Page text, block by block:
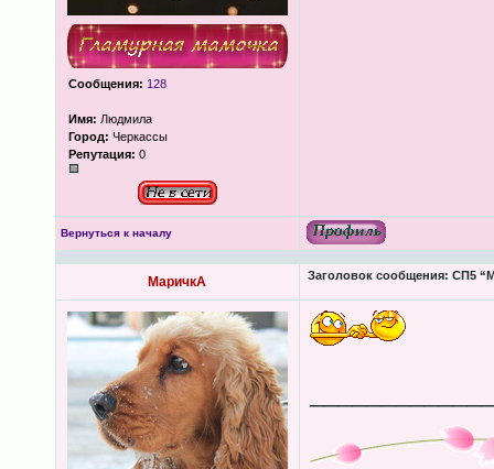
Сообщения: 128
Имя: Людмила
Город: Черкассы
Репутация: 0
Вернуться к началу
МаричкА Заголовок сообщения: СП5